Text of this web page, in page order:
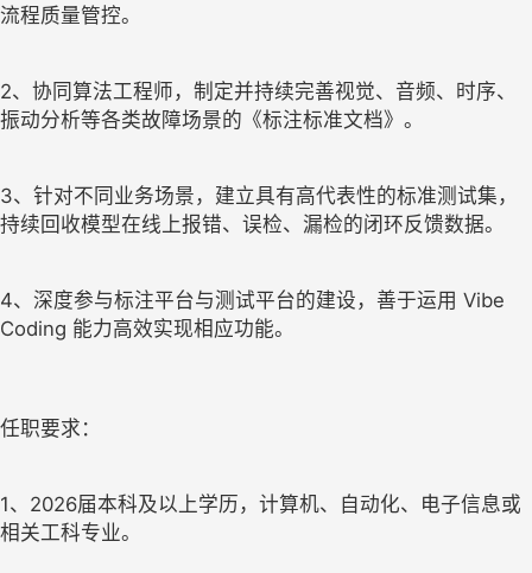
流程质量管控。
2、协同算法工程师，制定并持续完善视觉、音频、时序、
振动分析等各类故障场景的《标注标准文档》。
3、针对不同业务场景，建立具有高代表性的标准测试集，
持续回收模型在线上报错、误检、漏检的闭环反馈数据。
4、深度参与标注平台与测试平台的建设，善于运用 Vibe
Coding 能力高效实现相应功能。
任职要求：
1、2026届本科及以上学历，计算机、自动化、电子信息或
相关工科专业。